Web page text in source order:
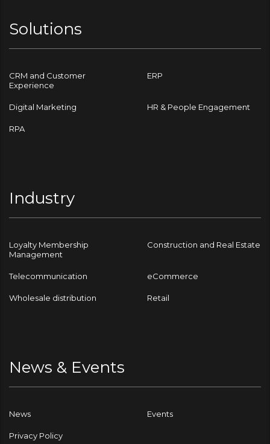
Solutions
CRM and Customer
Experience
ERP
Digital Marketing HR & People Engagement
RPA
Industry
Loyalty Membership
Management
Construction and Real Estate
Telecommunication eCommerce
Wholesale distribution Retail
News & Events
News Events
Privacy Policy